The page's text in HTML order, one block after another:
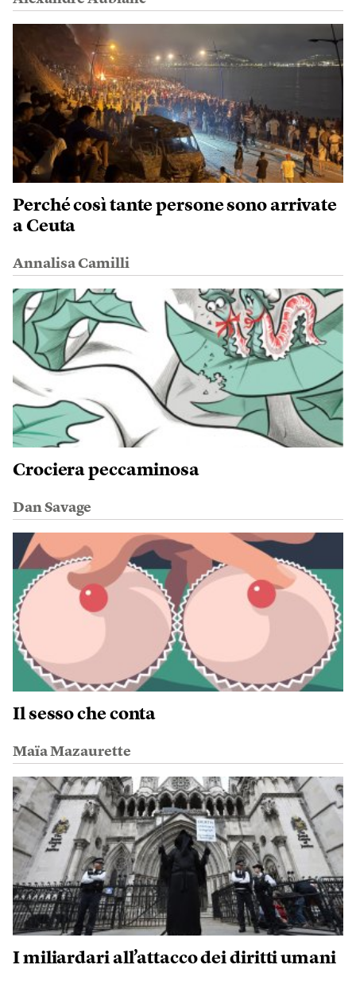
Perché così tante persone sono arrivate
a Ceuta
Annalisa Camilli
Crociera peccaminosa
Dan Savage
Il sesso che conta
Maïa Mazaurette
I miliardari all’attacco dei diritti umani